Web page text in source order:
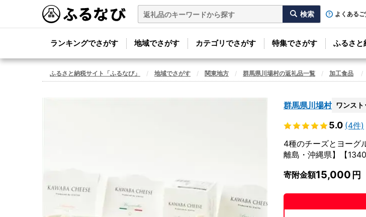
よくある
ランキングでさがす 地域でさがす カテゴリでさがす 特集でさがす ふるさと
ふるさと納税サイト「ふるなび」 地域でさがす 関東地方 群馬県川場村の返礼品一覧 加工食品
群馬県川場村 ワンス
5.0 (4件)
4種のチーズとヨーグ
離島・沖縄県】【
寄附金額15,000